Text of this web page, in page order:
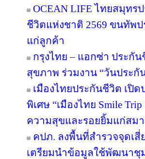
OCEAN LIFE ไทยสมุท
ชีวิตแห่งชาติ 2569 ขนทัพ
แก่ลูกค้า
กรุงไทย – แอกซ่า ประ
สุขภาพ ร่วมงาน “วันประกั
เมืองไทยประกันชีวิต เปิ
พิเศษ “เมืองไทย Smile
ความสุขและรอยยิ้มแก่สม
คปภ. ลงพื้นที่สำรวจจุดเ
เตรียมนำข้อมูลใช้พัฒนา